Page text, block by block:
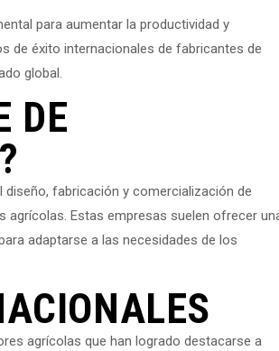
para aumentar la productividad y
de éxito internacionales de fabricantes de
global.
DE
fabricación y comercialización de
agrícolas. Estas empresas suelen ofrecer
adaptarse a las necesidades de los
agrícolas que han logrado destacarse a